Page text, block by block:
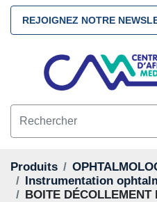
REJOIGNEZ NOTRE
Produits
Instrumentation
BOITE DÉCOLLEMENT